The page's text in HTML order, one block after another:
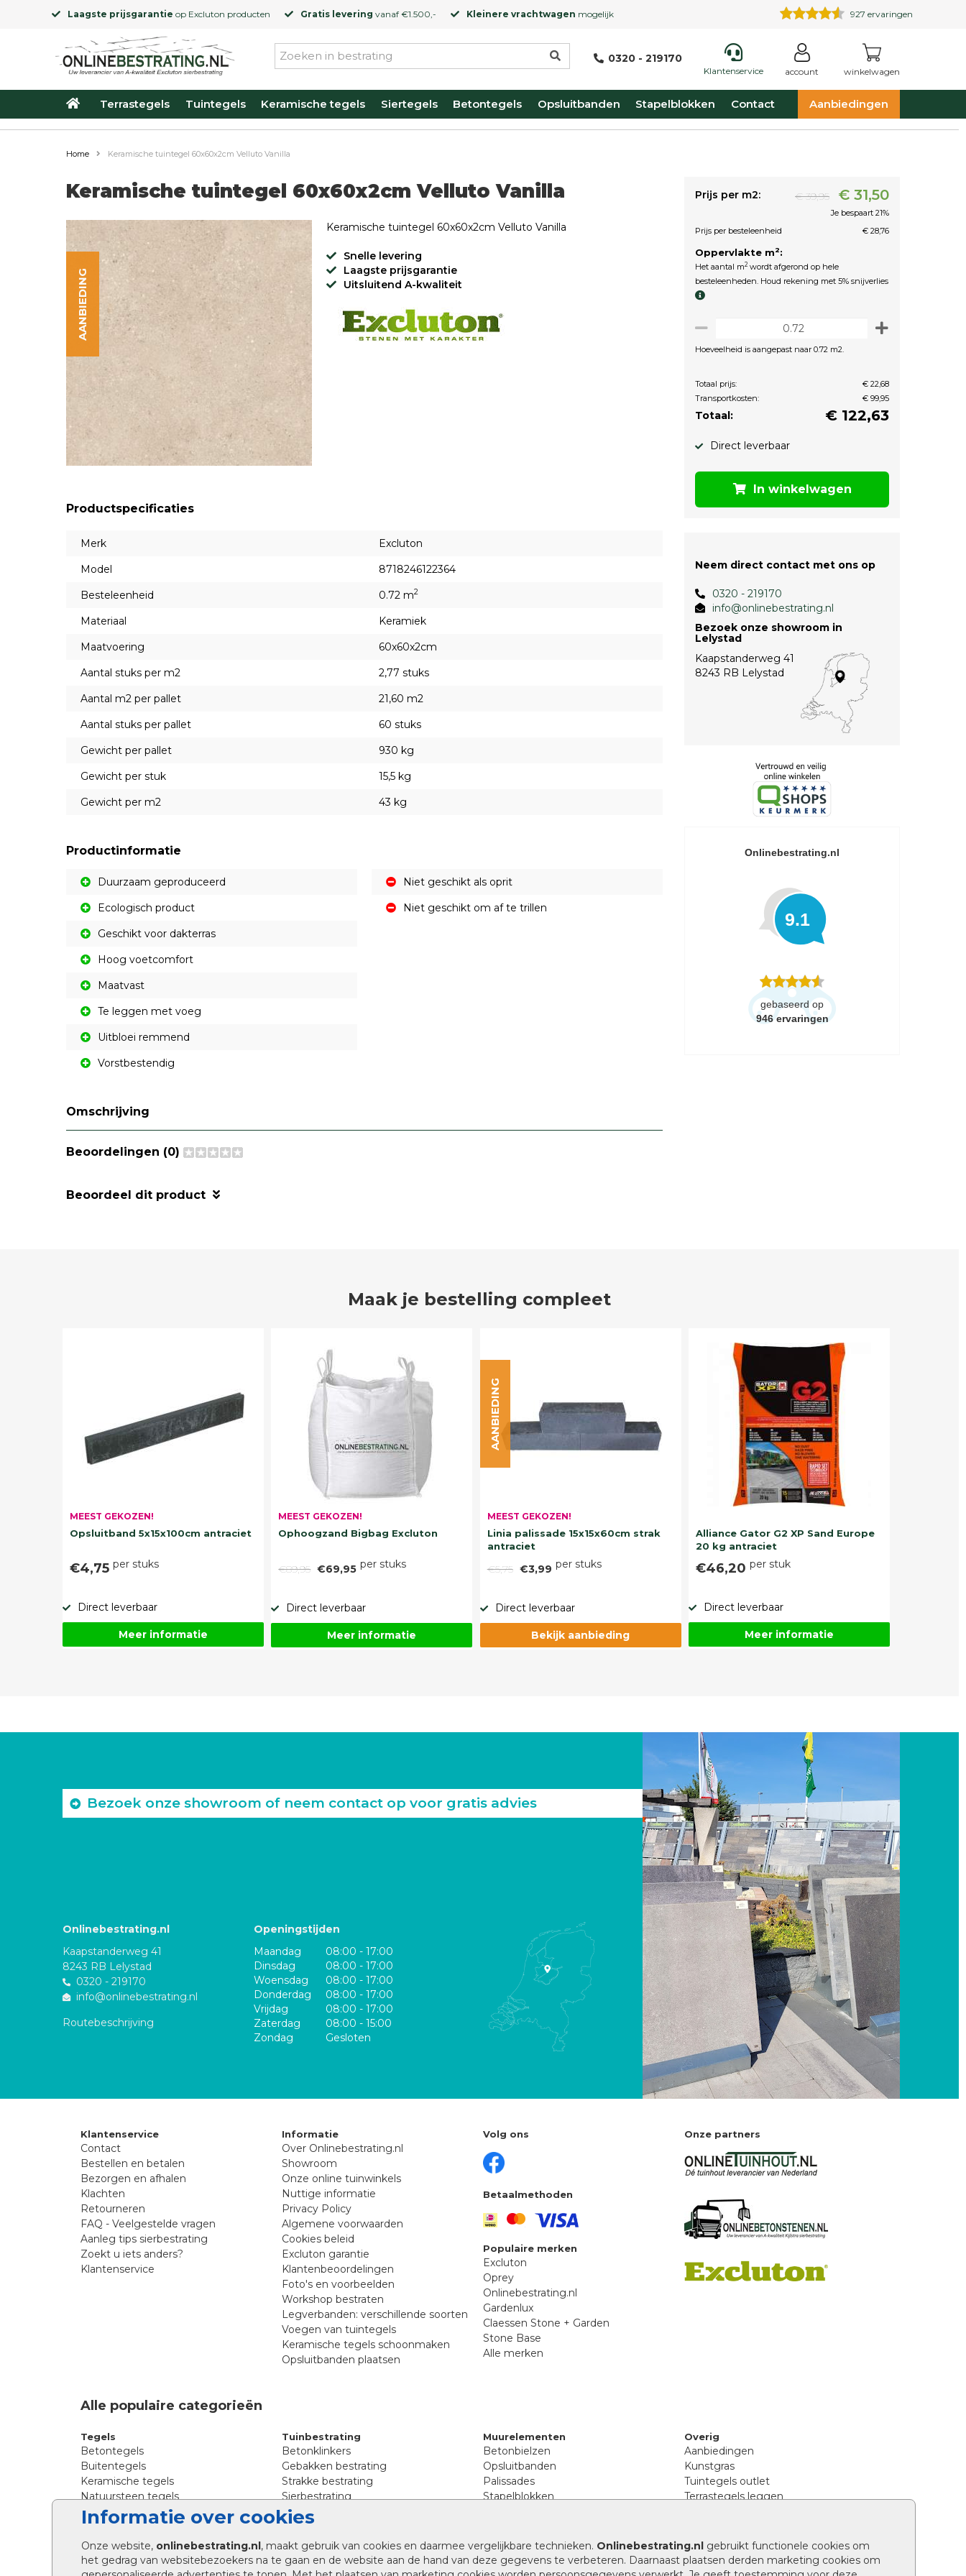
Laagste prijsgarantie op Excluton producten Gratis levering vanaf €1.500,- Kleinere vrachtwagen mogelijk 927 ervaringen
0320 - 219170
Klantenservice account winkelwagen
Terrastegels Tuintegels Keramische tegels Siertegels Betontegels Opsluitbanden Stapelblokken Contact Aanbiedingen
Informatie over cookies
Onze website, onlinebestrating.nl, maakt gebruik van cookies en daarmee vergelijkbare technieken. Onlinebestrating.nl gebruikt functionele cookies om
het gedrag van websitebezoekers na te gaan en de website aan de hand van deze gegevens te verbeteren. Daarnaast plaatsen derden marketing cookies om
Home Keramische tuintegel 60x60x2cm Velluto Vanilla
Keramische tuintegel 60x60x2cm Velluto Vanilla
AANBIEDING
Keramische tuintegel 60x60x2cm Velluto Vanilla
Snelle levering
Laagste prijsgarantie
Uitsluitend A-kwaliteit
Productspecificaties
Merk
Excluton
Model
8718246122364
Besteleenheid
0.72 m2
Materiaal
Keramiek
Maatvoering
60x60x2cm
Aantal stuks per m2
2,77 stuks
Aantal m2 per pallet
21,60 m2
Aantal stuks per pallet
60 stuks
Gewicht per pallet
930 kg
Gewicht per stuk
15,5 kg
Gewicht per m2
43 kg
Productinformatie
Duurzaam geproduceerd
Ecologisch product
Geschikt voor dakterras
Hoog voetcomfort
Maatvast
Te leggen met voeg
Uitbloei remmend
Vorstbestendig
Niet geschikt als oprit
Niet geschikt om af te trillen
Omschrijving
Beoordelingen (0)
Beoordeel dit product
Prijs per m2: € 39,95 € 31,50
Je bespaart 21%
Prijs per besteleenheid
€ 28,76
Oppervlakte m2:
Het aantal m2 wordt afgerond op hele
besteleenheden. Houd rekening met 5% snijverlies
Hoeveelheid is aangepast naar 0.72 m2.
Totaal prijs:
€ 22,68
Transportkosten:
€ 99,95
Totaal: € 122,63
Direct leverbaar
In winkelwagen
Neem direct contact met ons op
0320 - 219170
info@onlinebestrating.nl
Bezoek onze showroom in
Lelystad
Kaapstanderweg 41
8243 RB Lelystad
Onlinebestrating.nl
9.1
gebaseerd op
946 ervaringen
Maak je bestelling compleet
MEEST GEKOZEN!
Opsluitband 5x15x100cm antraciet
€4,75 per stuks
Direct leverbaar
Meer informatie
MEEST GEKOZEN!
Ophoogzand Bigbag Excluton
€89,95 €69,95 per stuks
Direct leverbaar
Meer informatie
MEEST GEKOZEN!
Linia palissade 15x15x60cm strak
antraciet
€5,75 €3,99 per stuks
AANBIEDING
Direct leverbaar
Bekijk aanbieding
Alliance Gator G2 XP Sand Europe
20 kg antraciet
€46,20 per stuk
Direct leverbaar
Meer informatie
Bezoek onze showroom of neem contact op voor gratis advies
Onlinebestrating.nl
Kaapstanderweg 41
8243 RB Lelystad
0320 - 219170
info@onlinebestrating.nl
Routebeschrijving
Openingstijden
Maandag
08:00 - 17:00
Dinsdag
08:00 - 17:00
Woensdag
08:00 - 17:00
Donderdag
08:00 - 17:00
Vrijdag
08:00 - 17:00
Zaterdag
08:00 - 15:00
Zondag
Gesloten
Klantenservice
Contact
Bestellen en betalen
Bezorgen en afhalen
Klachten
Retourneren
FAQ - Veelgestelde vragen
Aanleg tips sierbestrating
Zoekt u iets anders?
Klantenservice
Informatie
Over Onlinebestrating.nl
Showroom
Onze online tuinwinkels
Nuttige informatie
Privacy Policy
Algemene voorwaarden
Cookies beleid
Excluton garantie
Klantenbeoordelingen
Foto's en voorbeelden
Workshop bestraten
Legverbanden: verschillende soorten
Voegen van tuintegels
Keramische tegels schoonmaken
Opsluitbanden plaatsen
Volg ons
Betaalmethoden
Populaire merken
Excluton
Oprey
Onlinebestrating.nl
Gardenlux
Claessen Stone + Garden
Stone Base
Alle merken
Onze partners
Alle populaire categorieën
Tegels
Betontegels
Buitentegels
Keramische tegels
Natuursteen tegels
Siertegels
Stoeptegels
Straattegels
Terrastegels
Tuintegels
Tuinbestrating
Betonklinkers
Gebakken bestrating
Strakke bestrating
Sierbestrating
Straatklinkers
Straatstenen
Trommelstenen
Tuinstenen
Waalformaat
Muurelementen
Betonbielzen
Opsluitbanden
Palissades
Stapelblokken
Afwatering en diversen
Beplantings en betonelementen
Split, grind en zand
Overig
Aanbiedingen
Kunstgras
Tuintegels outlet
Terrastegels leggen
Legpatronen betonstenen
Hoe betonstenen onderhouden
Aanlegtips voor betonstenen